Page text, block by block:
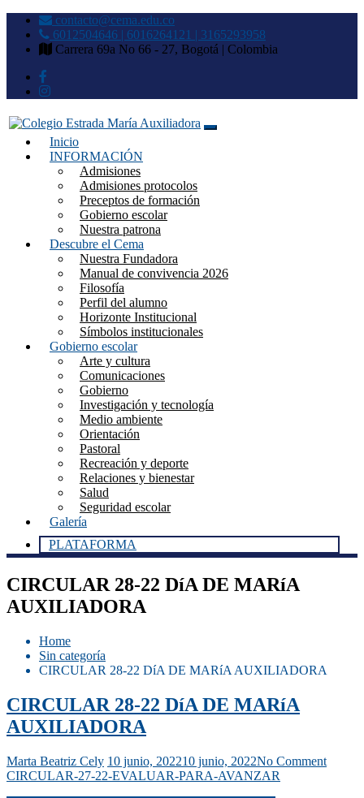
contacto@cema.edu.co
6012504646 | 6016264121 | 3165293958
Carrera 69a No 66 - 27, Bogotá | Colombia
Colegio Estrada María
Auxiliadora
Inicio
INFORMACIÓN
Admisiones
Admisiones protocolos
Preceptos de formación
Gobierno escolar
Nuestra patrona
Descubre el Cema
Nuestra Fundadora
Manual de convivencia 2026
Filosofía
Perfil del alumno
Horizonte Institucional
Símbolos institucionales
Gobierno escolar
Arte y cultura
Comunicaciones
Gobierno
Investigación y tecnología
Medio ambiente
Orientación
Pastoral
Recreación y deporte
Relaciones y bienestar
Salud
Seguridad escolar
Galería
PLATAFORMA
CIRCULAR 28-22 DíA DE MARíA
AUXILIADORA
Home
Sin categoría
CIRCULAR 28-22 DíA DE MARíA AUXILIADORA
CIRCULAR 28-22 DíA DE MARíA
AUXILIADORA
Marta Beatriz Cely 10 junio, 202210 junio, 2022No Comment
CIRCULAR-27-22-EVALUAR-PARA-AVANZAR